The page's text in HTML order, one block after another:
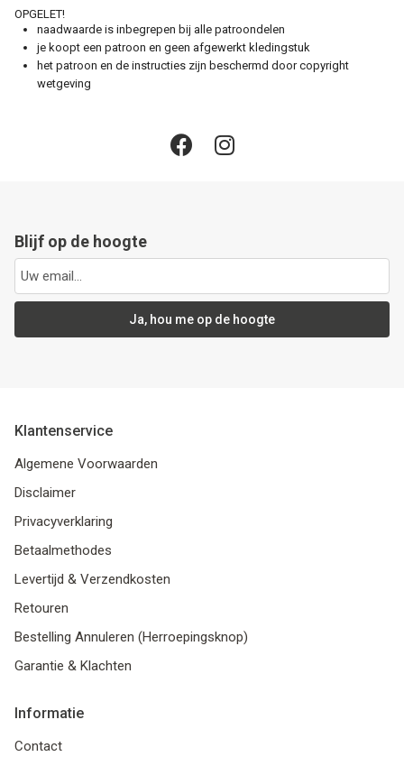
OPGELET!
naadwaarde is inbegrepen bij alle patroondelen
je koopt een patroon en geen afgewerkt kledingstuk
het patroon en de instructies zijn beschermd door copyright
wetgeving
Blijf op de hoogte
Ja, hou me op de hoogte
Klantenservice
Algemene Voorwaarden
Disclaimer
Privacyverklaring
Betaalmethodes
Levertijd & Verzendkosten
Retouren
Bestelling Annuleren (Herroepingsknop)
Garantie & Klachten
Informatie
Contact